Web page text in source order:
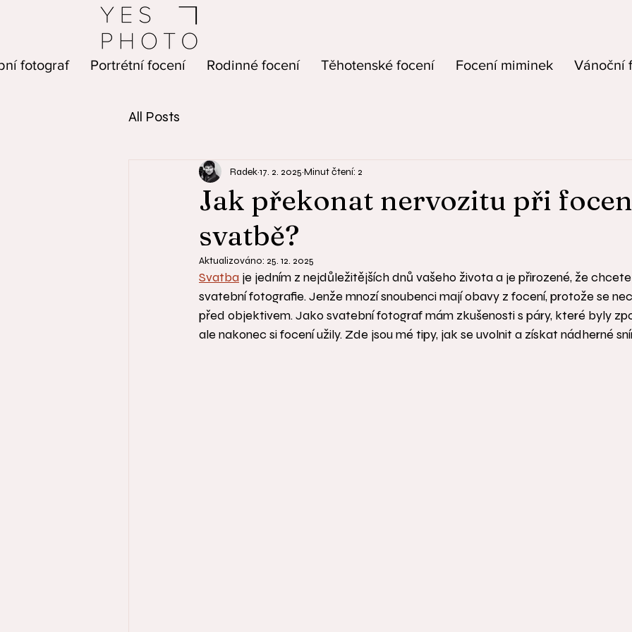
fotograf Portrétní focení Rodinné focení Těhotenské focení Focení miminek Vánoční
All Posts
Jak překonat nervozitu při
svatbě?
Radek17. 2. 2025 Minut čtení: 2
Aktualizováno: 25. 12. 2025
Svatba je jedním z nejdůležitějších dnů vašeho života a je přirozené, že
svatební fotografie. Jenže mnozí snoubenci mají obavy z focení, protože se
před objektivem. Jako svatební fotograf mám zkušenosti s páry, které byly
ale nakonec si focení užily. Zde jsou mé tipy, jak se uvolnit a získat nádherné